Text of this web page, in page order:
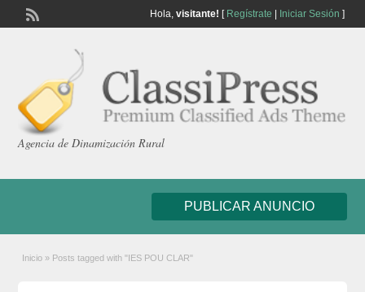
Hola, visitante! [ Regístrate Iniciar Sesión ]
Agencia de Dinamización Rural
PUBLICAR ANUNCIO
Inicio » Posts tagged with "IES POU CLAR"